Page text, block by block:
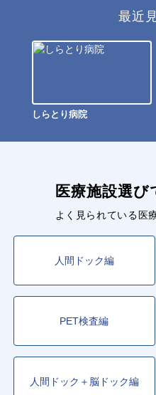
最近
しらとり病院
医療施設選
よく見られている医
人間ドック編
PET検査編
人間ドック＋脳ドック編